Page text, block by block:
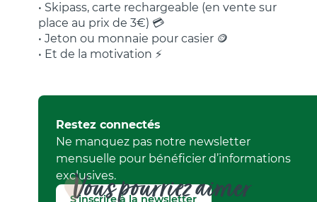
• Skipass, carte rechargeable (en vente sur
place au prix de 3€) 💳
• Jeton ou monnaie pour casier 🪙
• Et de la motivation ⚡
Vous pourriez aimer
Restez connectés
Ne manquez pas notre newsletter
mensuelle pour bénéficier d’informations
exclusives.
S'inscrire à la newsletter